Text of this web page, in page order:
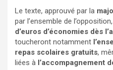
Le texte, approuvé par la
par l’ensemble de
d’euros d’économies dès
toucheront notamment
repas scolaires gratuits,
liées à l’accompagnement